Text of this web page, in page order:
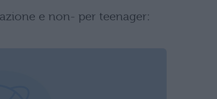
e non- per teenager: